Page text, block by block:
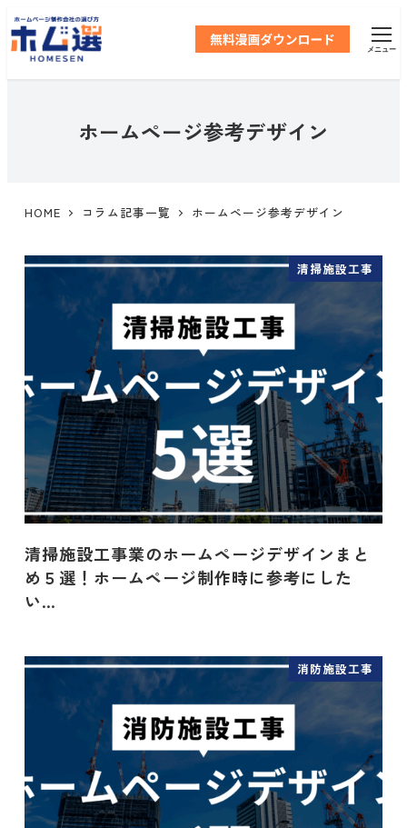
メ
イ
コ
メニュー
ホームページ参考デザイン
HOME コラム記事一覧 ホームページ参考デザイン
清掃施設工事
清掃施設工事業のホームページデザインまと
め５選！ホームページ制作時に参考にした
い…
消防施設工事